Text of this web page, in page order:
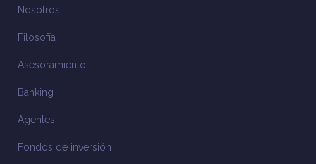
Nosotros
Filosofía
Asesoramiento
Banking
Agentes
Fondos de inversión